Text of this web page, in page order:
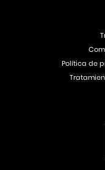
Política de